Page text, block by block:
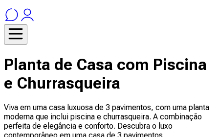
Planta de Casa com Piscina
e Churrasqueira
Viva em uma casa luxuosa de 3 pavimentos, com uma planta
moderna que inclui piscina e churrasqueira. A combinação
perfeita de elegância e conforto. Descubra o luxo